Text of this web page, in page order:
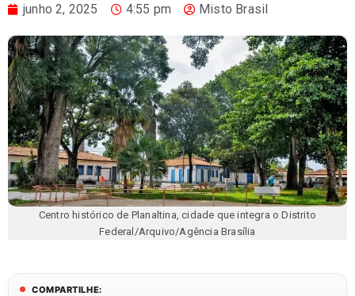
junho 2, 2025 4:55 pm Misto Brasil
Centro histórico de Planaltina, cidade que integra o Distrito
Federal/Arquivo/Agência Brasília
COMPARTILHE: